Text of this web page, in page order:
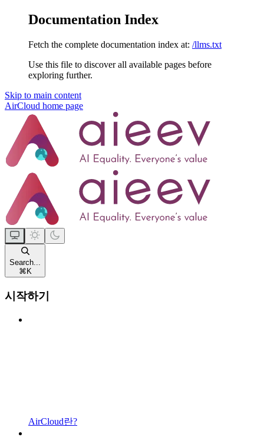
Documentation Index
Fetch the complete documentation index at: /llms.txt
Use this file to discover all available pages before
exploring further.
Skip to main content
AirCloud home page
Search...
⌘ K
시작하기
AirCloud란?